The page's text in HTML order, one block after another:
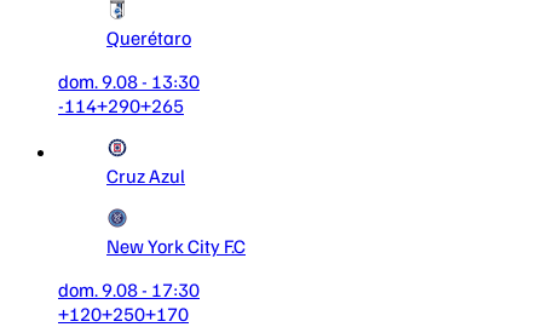
Querétaro
dom. 9.08 - 13:30
-114+290+265
Cruz Azul
New York City F.C
dom. 9.08 - 17:30
+120+250+170